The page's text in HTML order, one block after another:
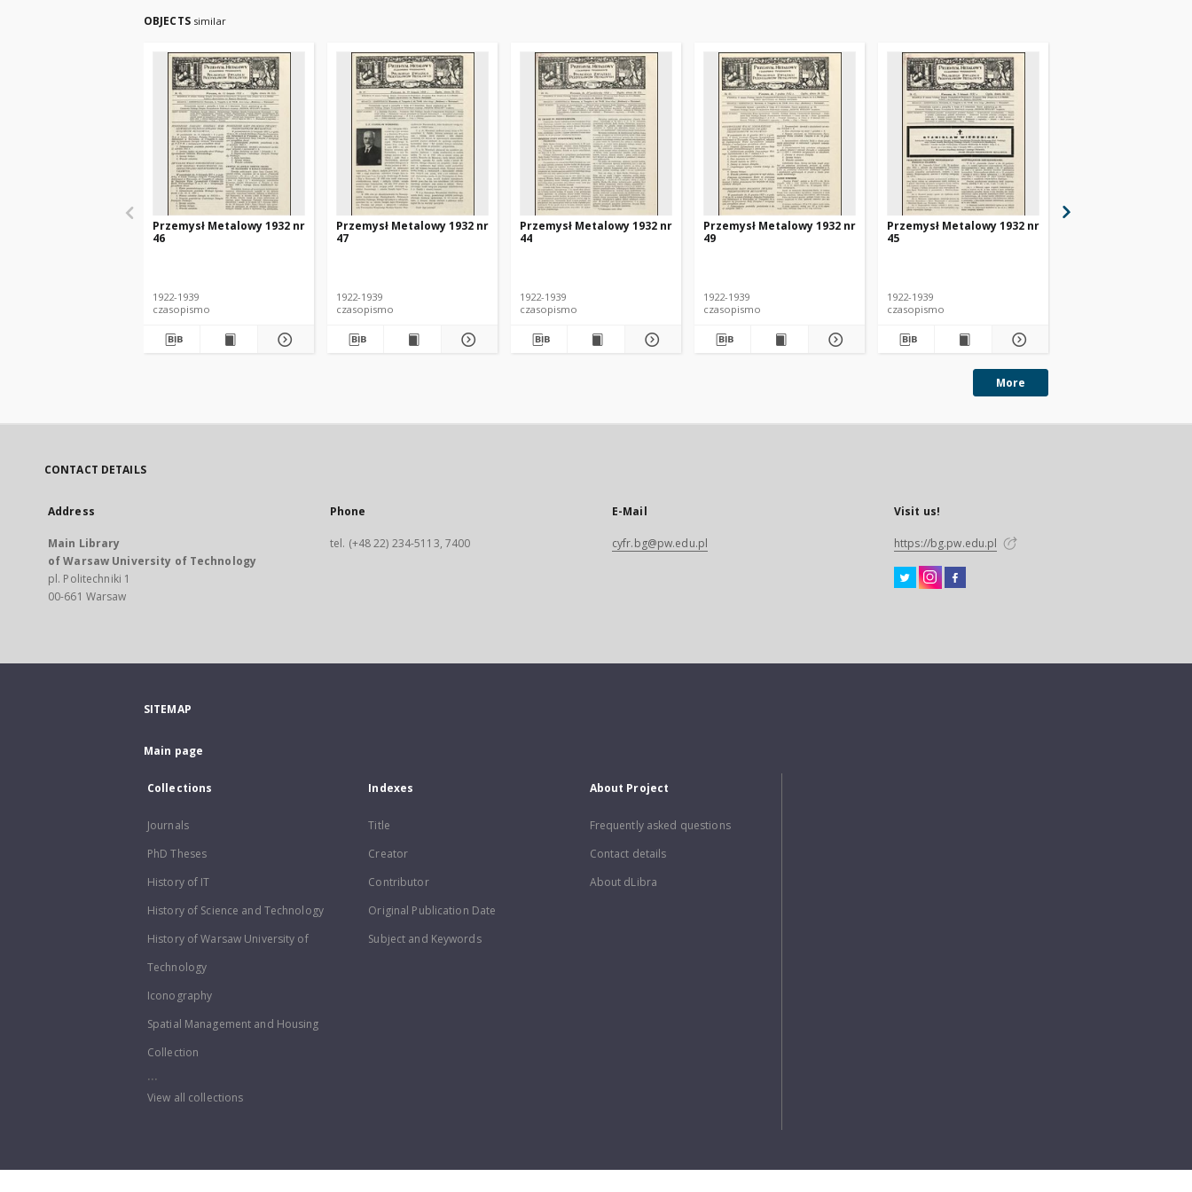
OBJECTS similar
Przemysł Metalowy 1932 nr
46
1922-1939
czasopismo
Przemysł Metalowy 1932 nr
47
1922-1939
czasopismo
Przemysł Metalowy 1932 nr
44
1922-1939
czasopismo
Przemysł Metalowy 1932 nr
49
1922-1939
czasopismo
Przemysł Metalowy 1932 nr
45
1922-1939
czasopismo
More
CONTACT DETAILS
Address
Main Library
of Warsaw University of Technology
pl. Politechniki 1
00-661 Warsaw
Phone
tel. (+48 22) 234-5113, 7400
E-Mail
cyfr.bg@pw.edu.pl
Visit us!
https://bg.pw.edu.pl
SITEMAP
Main page
Collections
Journals
PhD Theses
History of IT
History of Science and Technology
History of Warsaw University of
Technology
Iconography
Spatial Management and Housing
Collection
...
View all collections
Indexes
Title
Creator
Contributor
Original Publication Date
Subject and Keywords
About Project
Frequently asked questions
Contact details
About dLibra